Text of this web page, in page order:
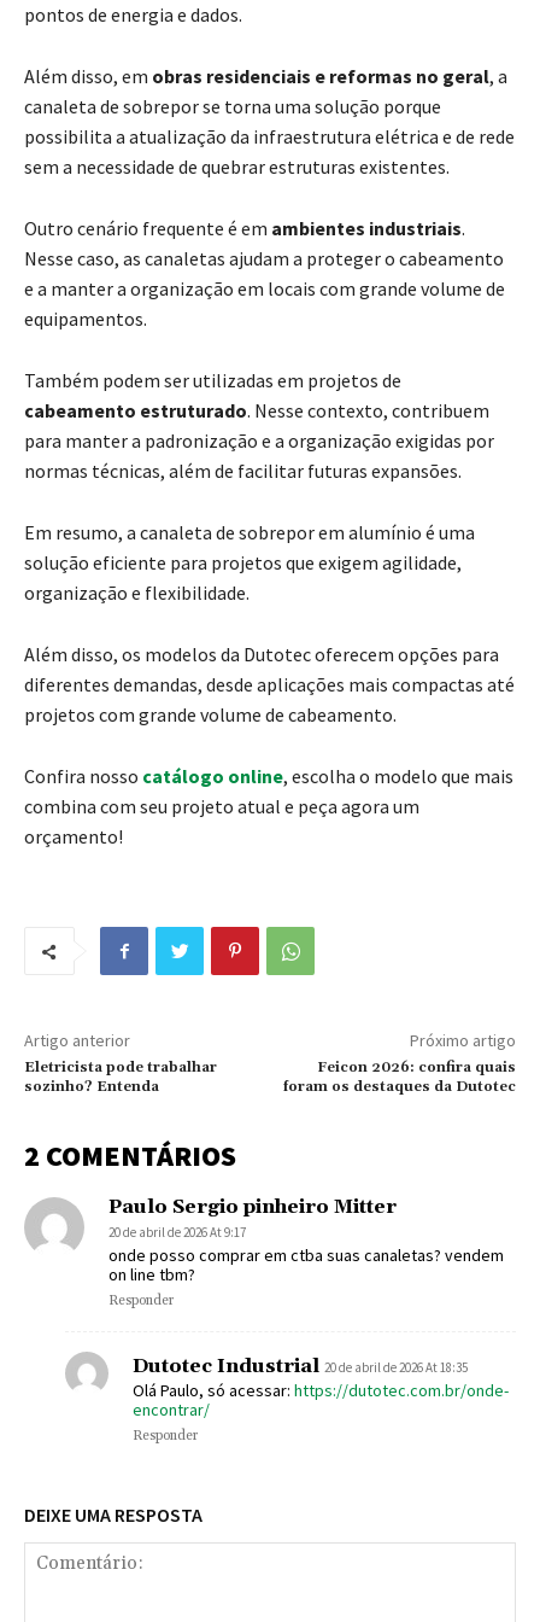
pontos de energia e dados.
Além disso, em obras residenciais e reformas no geral, a
canaleta de sobrepor se torna uma solução porque
possibilita a atualização da infraestrutura elétrica e de rede
sem a necessidade de quebrar estruturas existentes.
Outro cenário frequente é em ambientes industriais.
Nesse caso, as canaletas ajudam a proteger o cabeamento
e a manter a organização em locais com grande volume de
equipamentos.
Também podem ser utilizadas em projetos de
cabeamento estruturado. Nesse contexto, contribuem
para manter a padronização e a organização exigidas por
normas técnicas, além de facilitar futuras expansões.
Em resumo, a canaleta de sobrepor em alumínio é uma
solução eficiente para projetos que exigem agilidade,
organização e flexibilidade.
Além disso, os modelos da Dutotec oferecem opções para
diferentes demandas, desde aplicações mais compactas até
projetos com grande volume de cabeamento.
Confira nosso catálogo online, escolha o modelo que mais
combina com seu projeto atual e peça agora um
orçamento!
Artigo anterior
Eletricista pode trabalhar
sozinho? Entenda
Próximo artigo
Feicon 2026: confira quais
foram os destaques da Dutotec
2 COMENTÁRIOS
Paulo Sergio pinheiro Mitter
20 de abril de 2026 At 9:17
onde posso comprar em ctba suas canaletas? vendem
on line tbm?
Responder
Dutotec Industrial 20 de abril de 2026 At 18:35
Olá Paulo, só acessar: https://dutotec.com.br/onde-
encontrar/
Responder
DEIXE UMA RESPOSTA